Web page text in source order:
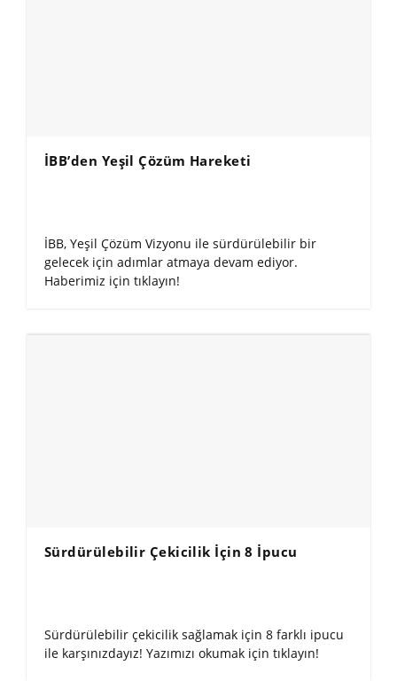
İBB’den Yeşil Çözüm Hareketi
İBB, Yeşil Çözüm Vizyonu ile sürdürülebilir bir
gelecek için adımlar atmaya devam ediyor.
Haberimiz için tıklayın!
Sürdürülebilir Çekicilik İçin 8 İpucu
Sürdürülebilir çekicilik sağlamak için 8 farklı ipucu
ile karşınızdayız! Yazımızı okumak için tıklayın!